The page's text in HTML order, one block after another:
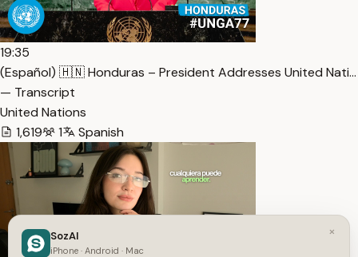
19:35
(Español) 🇭🇳 Honduras – President Addresses United Nati…
— Transcript
United Nations
1,619
1 Spanish
×
SozAI
iPhone · Android · Mac